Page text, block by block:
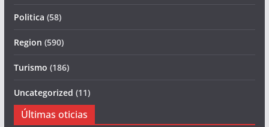
Politica (58)
Region (590)
Turismo (186)
Uncategorized (11)
Últimas oticias